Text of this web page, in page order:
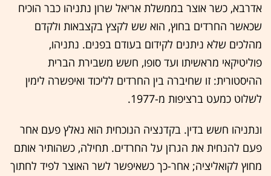
אדרבא, כשר אוצר בממשלת אריאל שרון נתניהו כבר הוכיח
שכאשר החרדים בחוץ, הוא שש לקצץ בקצבאות ולקדם
מהלכים שלא ניתנים לקידום בעודם בפנים. נתניהו,
פוליטיקאי מראשיתו ועד סופו, חשש משבירת הברית
ההיסטורית: זו שחיברה בין החרדים לליכוד ואיפשרה לימין
לשלוט כמעט ברציפות מ-1977.
ונתניהו חשש בדין. בקדנציה הנוכחית הוא נאלץ פעם אחר
פעם להנחית את הגרזן על החרדים. תחילה, כשהותיר אותם
מחוץ לקואליציה; אחר-כך כשאיפשר לשר האוצר לפיד לחתוך